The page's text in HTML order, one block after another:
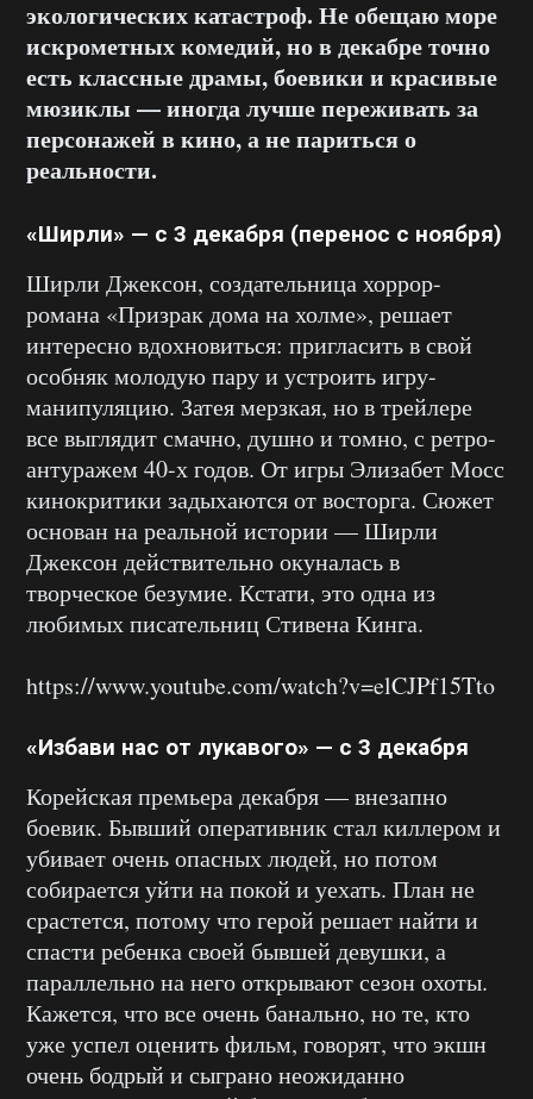
экологических катастроф. Не обещаю море
искрометных комедий, но в декабре точно
есть классные драмы, боевики и красивые
мюзиклы — иногда лучше переживать за
персонажей в кино, а не париться о
реальности.
«Ширли» — с 3 декабря (перенос с ноября)
Ширли Джексон, создательница хоррор-
романа «Призрак дома на холме», решает
интересно вдохновиться: пригласить в свой
особняк молодую пару и устроить игру-
манипуляцию. Затея мерзкая, но в трейлере
все выглядит смачно, душно и томно, с ретро-
антуражем 40-х годов. От игры Элизабет Мосс
кинокритики задыхаются от восторга. Сюжет
основан на реальной истории — Ширли
Джексон действительно окуналась в
творческое безумие. Кстати, это одна из
любимых писательниц Стивена Кинга.
https://www.youtube.com/watch?v=elCJPf15Tto
«Избави нас от лукавого» — с 3 декабря
Корейская премьера декабря — внезапно
боевик. Бывший оперативник стал киллером и
убивает очень опасных людей, но потом
собирается уйти на покой и уехать. План не
срастется, потому что герой решает найти и
спасти ребенка своей бывшей девушки, а
параллельно на него открывают сезон охоты.
Кажется, что все очень банально, но те, кто
уже успел оценить фильм, говорят, что экшн
очень бодрый и сыграно неожиданно